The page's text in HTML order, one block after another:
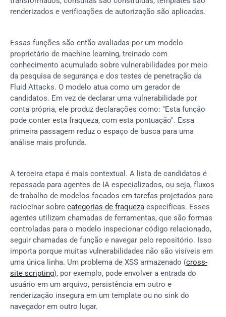
renderizados e verificações de autorização são aplicadas.
Essas funções são então avaliadas por um modelo
proprietário de machine learning, treinado com
conhecimento acumulado sobre vulnerabilidades por meio
da pesquisa de segurança e dos testes de penetração da
Fluid Attacks. O modelo atua como um gerador de
candidatos. Em vez de declarar uma vulnerabilidade por
conta própria, ele produz declarações como: "Esta função
pode conter esta fraqueza, com esta pontuação". Essa
primeira passagem reduz o espaço de busca para uma
análise mais profunda.
A terceira etapa é mais contextual. A lista de candidatos é
repassada para agentes de IA especializados, ou seja, fluxos
de trabalho de modelos focados em tarefas projetados para
raciocinar sobre categorias de fraqueza específicas. Esses
agentes utilizam chamadas de ferramentas, que são formas
controladas para o modelo inspecionar código relacionado,
seguir chamadas de função e navegar pelo repositório. Isso
importa porque muitas vulnerabilidades não são visíveis em
uma única linha. Um problema de XSS armazenado (cross-
site scripting), por exemplo, pode envolver a entrada do
usuário em um arquivo, persistência em outro e
renderização insegura em um template ou no sink do
navegador em outro lugar.